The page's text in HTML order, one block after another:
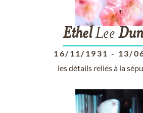
EthelLee
16/11/1931 - 13/
les détails reliés à la